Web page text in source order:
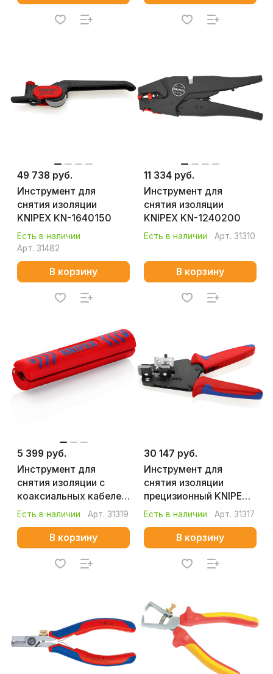
49 738 руб.
Инструмент для
снятия изоляции
KNIPEX KN-1640150
Есть в наличии
Арт. 31482
В корзину
11 334 руб.
Инструмент для
снятия изоляции
KNIPEX KN-1240200
Есть в наличии Арт. 31310
В корзину
5 399 руб.
Инструмент для
снятия изоляции с
коаксиальных кабелей
KNIPEX KN-1660100SB
Есть в наличии Арт. 31319
В корзину
30 147 руб.
Инструмент для
снятия изоляции
прецизионный KNIPEX
KN-121211
Есть в наличии Арт. 31317
В корзину